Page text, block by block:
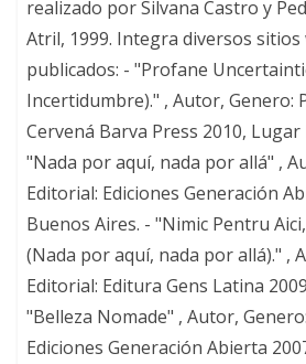
realizado por Silvana Castro y
Atril, 1999. Integra diversos
publicados: - "Profane
Incertidumbre)." , Autor, Genero:
Cervená Barva Press 2010,
"Nada por aquí, nada por allá" ,
Editorial: Ediciones Generación
Buenos Aires. - "Nimic Pentru
(Nada por aquí, nada por allá)." ,
Editorial: Editura Gens Latina
"Belleza Nomade" , Autor,
Ediciones Generación Abierta